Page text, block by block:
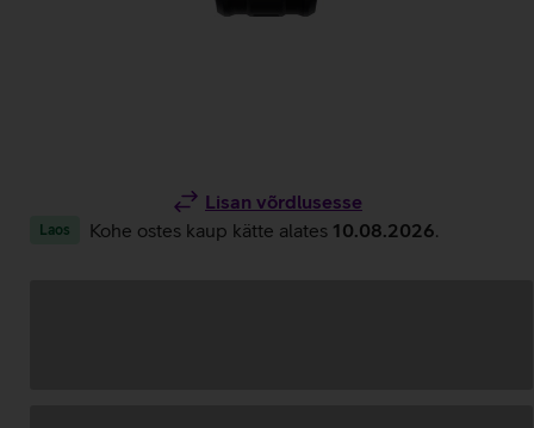
Lisan võrdlusesse
Laos Kohe ostes kaup kätte alates 10.08.2026